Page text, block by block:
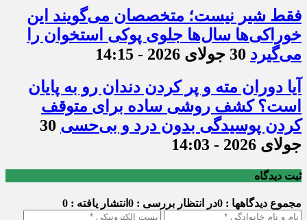
فقط شیر نیست؛ متخصصان می‌گویند این
خوراکی‌ها سال‌ها جلوی پوکی استخوان را
می‌گیرد 30 جولای 2026 - 14:15
آیا دوران مته و پر کردن دندان رو به پایان
است؟ کشف روشی ساده برای متوقف
کردن پوسیدگی بدون درد و بی‌حسی 30
جولای 2026 - 14:03
ثبت دیدگاه
مجموع دیدگاهها : 0 در انتظار بررسی : 0 انتشار یافته : 0